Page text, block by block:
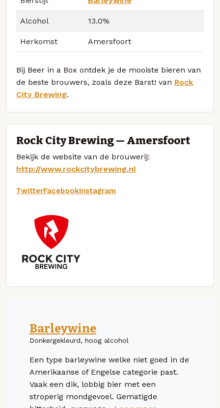
Alcohol 13.0%
Herkomst Amersfoort
Bij Beer in a Box ontdek je de mooiste bieren van
de beste brouwers, zoals deze Barst! van Rock
City Brewing.
Rock City Brewing — Amersfoort
Bekijk de website van de brouwerij:
http://www.rockcitybrewing.nl
TwitterFacebookInstagram
Barleywine
Donkergekleurd, hoog alcohol
Een type barleywine welke niet goed in de
Amerikaanse of Engelse categorie past.
Vaak een dik, lobbig bier met een
stroperig mondgevoel. Gematigde